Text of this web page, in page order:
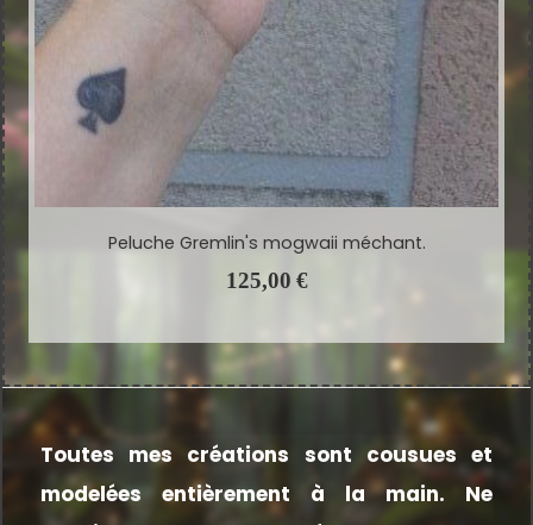
Peluche Gremlin's mogwaii méchant.
125,00 €
Toutes mes créations sont cousues et
modelées entièrement à la main. Ne